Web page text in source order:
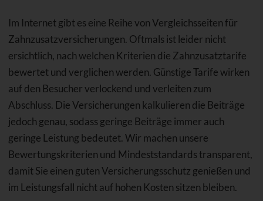
Im Internet gibt es eine Reihe von Vergleichsseiten für
Zahnzusatzversicherungen. Oftmals ist leider nicht
ersichtlich, nach welchen Kriterien die Zahnzusatztarife
bewertet und verglichen werden. Günstige Tarife wirken
auf den Besucher verlockend und verleiten zum
Abschluss. Die Versicherungen kalkulieren die Beiträge
jedoch genau, sodass geringe Beiträge immer auch
geringe Leistung bedeutet. Wir machen unsere
Bewertungskriterien und Mindeststandards transparent,
damit Sie einen guten Versicherungsschutz genießen und
im Leistungsfall nicht auf hohen Kosten sitzen bleiben.